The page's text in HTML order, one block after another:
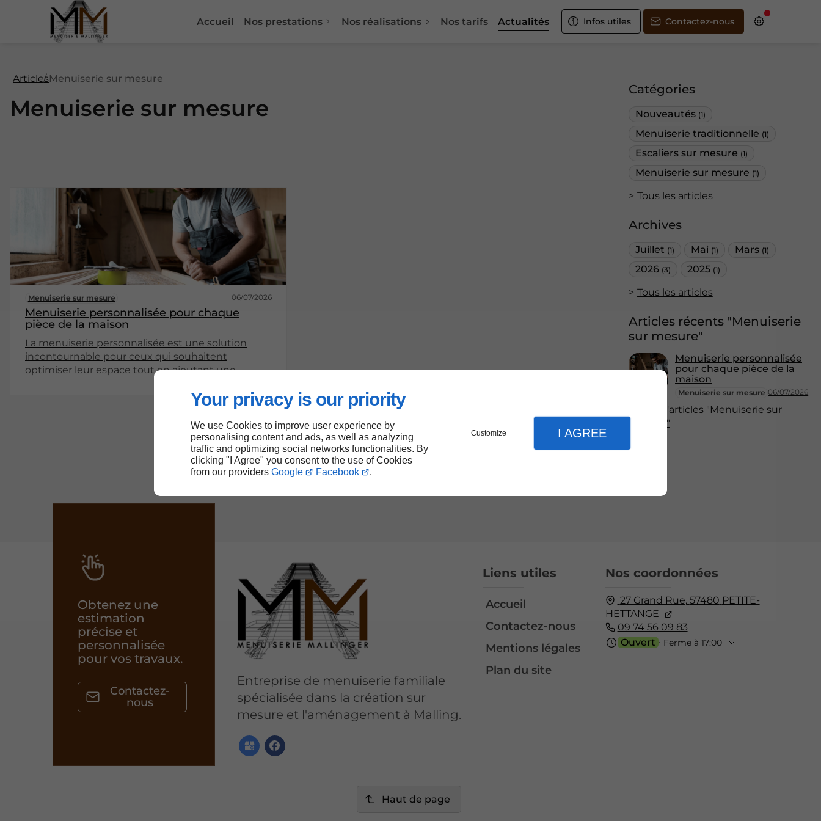
Your privacy is our priority
We use Cookies to improve user experience by
personalising content and ads, as well as analyzing
traffic and optimizing social networks functionalities. By
clicking "I Agree" you consent to the use of Cookies
from our providers Google Facebook .
Customize I AGREE
Accueil Nos prestations Nos réalisations Nos tarifs Actualités Infos utiles Contactez-nous
Catégories
Nouveautés (1)
Menuiserie traditionnelle (1)
Escaliers sur mesure (1)
Menuiserie sur mesure (1)
Tous les articles
Archives
Juillet (1) Mai (1) Mars (1)
2026 (3) 2025 (1)
Tous les articles
Articles récents "Menuiserie
sur mesure"
Menuiserie sur mesure 06/07/2026
Menuiserie personnalisée
pour chaque pièce de la
maison
Plus d'articles "Menuiserie sur
mesure"
ArticlesMenuiserie sur mesure
Menuiserie sur mesure
Menuiserie sur mesure 06/07/2026
Menuiserie personnalisée pour chaque
pièce de la maison
La menuiserie personnalisée est une solution
incontournable pour ceux qui souhaitent
optimiser leur espace tout en ajoutant une
de placards, de bibliothèques ou de meubles sur
mesure, cette approche permet de répondre aux
besoins spécifiques de chaque pièce de la
maison. Cet article explore les différentes facettes
de la menuiserie sur mesure, en mettant en
lumière ses avantages, ses applications, et des
conseils pratiques pour sa réalisation.
Obtenez une
estimation
précise et
personnalisée
pour vos travaux.
Contactez-
nous
Entreprise de menuiserie familiale
spécialisée dans la création sur
mesure et l'aménagement à Malling.
Liens utiles
Accueil
Contactez-nous
Mentions légales
Plan du site
Nos coordonnées
27 Grand Rue, 57480 PETITE-
HETTANGE
09 74 56 09 83
Ouvert ⋅ Ferme à 17:00
Haut de page